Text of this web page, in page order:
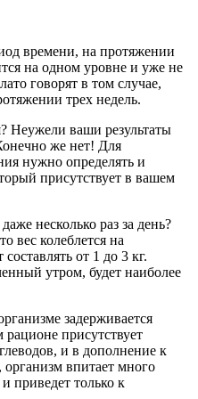
времени, на протяжении
на одном уровне и уже не
говорят в том случае,
трех недель.
Неужели ваши результаты
же нет! Для
нужно определять и
присутствует в вашем
несколько раз за день?
вес колеблется на
от 1 до 3 кг.
утром, будет наиболее
задерживается
присутствует
и в дополнение к
впитает много
приведет только к